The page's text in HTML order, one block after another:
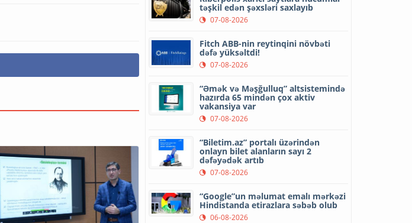
təşkil edən şəxsləri saxlayıb
07-08-2026
Fitch ABB-nin reytinqini növbəti
dəfə yüksəltdi!
07-08-2026
“Əmək və Məşğulluq” altsistemində
hazırda 65 mindən çox aktiv
vakansiya var
07-08-2026
“Biletim.az” portalı üzərindən
onlayn bilet alanların sayı 2
dəfəyədək artıb
07-08-2026
“Google”un məlumat emalı mərkəzi
Hindistanda etirazlara səbəb olub
06-08-2026